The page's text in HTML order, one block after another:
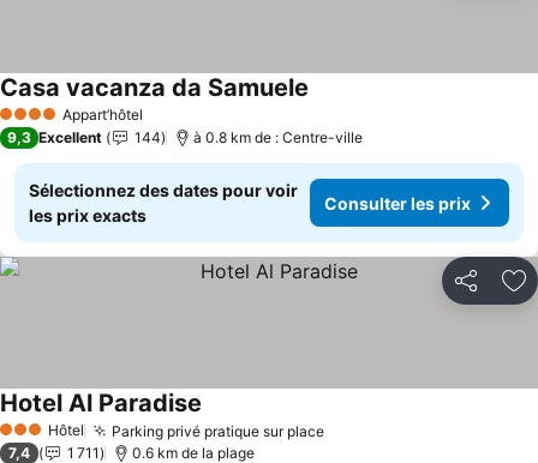
4 Étoiles Appart’hôtel
Casa vacanza da Samuele
9,3 Excellent 144 à 0.8 km de : Centre-ville
Sélectionnez des dates pour voir
les prix exacts
Consulter les prix
Partager
3 ÉtoilesHôtel Parking privé pratique sur placeConsulter les prix
Hotel Al Paradise
7,4 1 711 0.6 km de la plage